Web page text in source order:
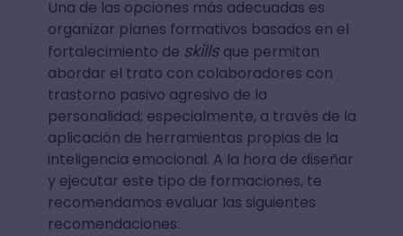
Una de las opciones más adecuadas es
organizar planes formativos basados en el
fortalecimiento de skills que permitan
abordar el trato con colaboradores con
trastorno pasivo agresivo de la
personalidad; especialmente, a través de la
aplicación de herramientas propias de la
inteligencia emocional. A la hora de diseñar
y ejecutar este tipo de formaciones, te
recomendamos evaluar las siguientes
recomendaciones: